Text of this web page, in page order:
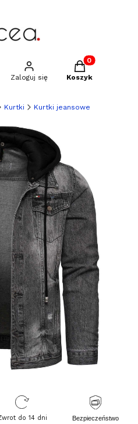
wyszukiwarkę
Zaloguj się
Produkty w
Koszyk
Kurtki Kurtki jeansowe
do 14 dni
Bezpieczeństwo